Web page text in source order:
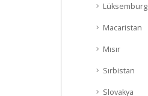
Lüksemburg
Macaristan
Mısır
Sırbistan
Slovakya